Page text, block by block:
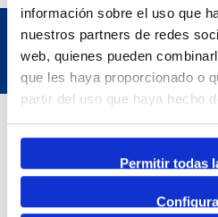
información sobre el uso que
nuestros partners de redes
web, quienes pueden
que les haya proporcionado o
partir del uso que haya hecho
Permitir todas
Dades de Contacte
Adreça
Passeig de l'Escullera